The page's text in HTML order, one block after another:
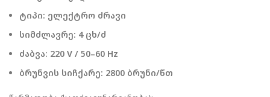
ტიპი: ელექტრო ძრავი
სიმძლავრე: 4 ცხ/ძ
ძაბვა: 220 V / 50–60 Hz
ბრუნვის სიჩქარე: 2800 ბრუნი/წთ